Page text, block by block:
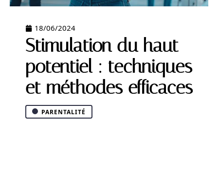
18/06/2024
Stimulation du haut
potentiel : techniques
et méthodes efficaces
PARENTALITÉ